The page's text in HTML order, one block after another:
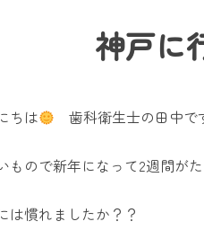
神戸に
ちは 歯科衛生士の田中で
もので新年になって2週間がた
は慣れましたか？？